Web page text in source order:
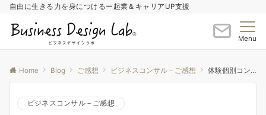
自由に生きる力を身につけるー起業＆キャリアUP支援
Menu
Home Blog ご感想 ビジネスコンサル－ご感想 体験個別コンサルティングって何するの？＆受けた方のご感想
ビジネスコンサル－ご感想